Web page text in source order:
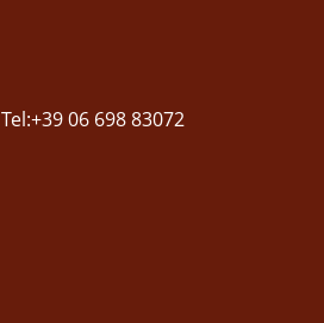
Tel:+39 06 698 83072